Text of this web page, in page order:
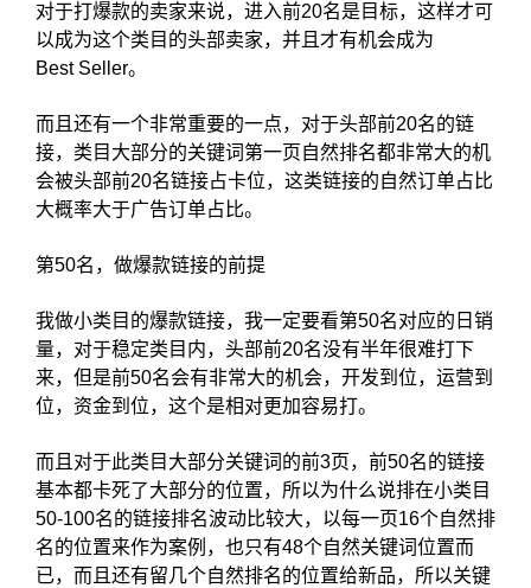
对于打爆款的卖家来说，进入前20名是目标，这样才可
以成为这个类目的头部卖家，并且才有机会成为
Best Seller。
而且还有一个非常重要的一点，对于头部前20名的链
接，类目大部分的关键词第一页自然排名都非常大的机
会被头部前20名链接占卡位，这类链接的自然订单占比
大概率大于广告订单占比。
第50名，做爆款链接的前提
我做小类目的爆款链接，我一定要看第50名对应的日销
量，对于稳定类目内，头部前20名没有半年很难打下
来，但是前50名会有非常大的机会，开发到位，运营到
位，资金到位，这个是相对更加容易打。
而且对于此类目大部分关键词的前3页，前50名的链接
基本都卡死了大部分的位置，所以为什么说排在小类目
50-100名的链接排名波动比较大，以每一页16个自然排
名的位置来作为案例，也只有48个自然关键词位置而
已，而且还有留几个自然排名的位置给新品，所以关键